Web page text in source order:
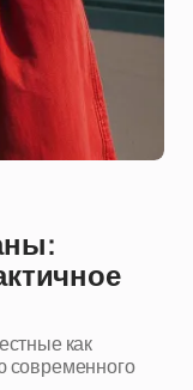
как
современного